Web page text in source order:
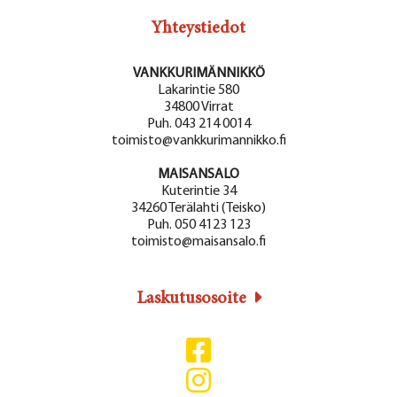
Yhteystiedot
VANKKURIMÄNNIKKÖ
Lakarintie 580
34800 Virrat
Puh. 043 214 0014
toimisto@vankkurimannikko.fi
MAISANSALO
Kuterintie 34
34260 Terälahti (Teisko)
Puh. 050 4123 123
toimisto@maisansalo.fi
Laskutusosoite